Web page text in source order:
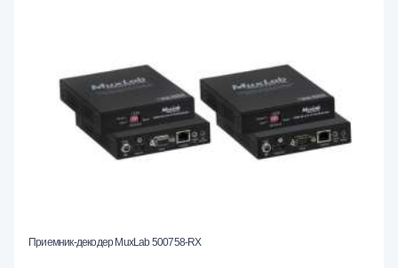
Приемник-декодер MuxLab 500758-RX